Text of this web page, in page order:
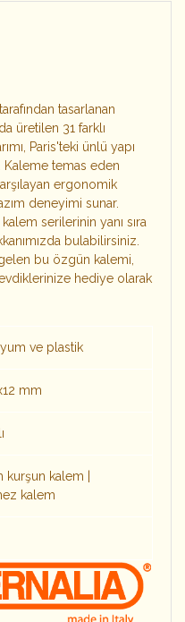
tasarlanan
üretilen 31 farklı
Paris'teki ünlü yapı
temas eden
ergonomik
deneyimi sunar.
serilerinin yanı sıra
bulabilirsiniz.
bu özgün kalemi,
hediye olarak
ve plastik
mm
kurşun kalem |
kalem